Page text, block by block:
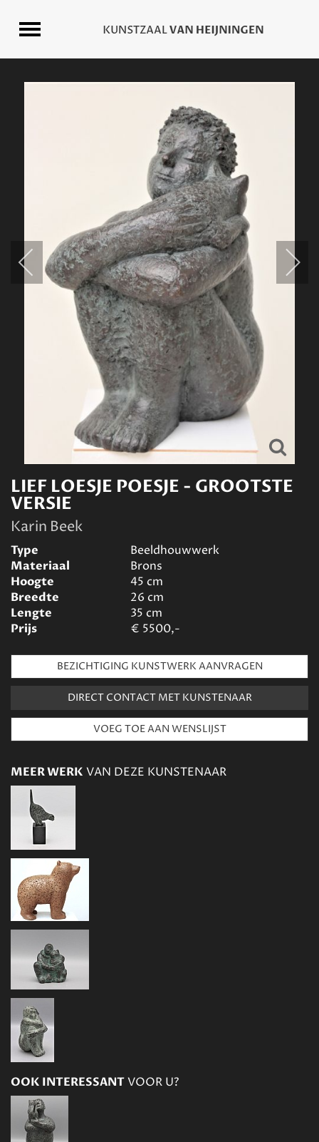
LIEF LOESJE POESJE - GROOTSTE
VERSIE
Karin Beek
Type
Beeldhouwwerk
Materiaal
Brons
Hoogte
45 cm
Breedte
26 cm
Lengte
35 cm
Prijs
€ 5500,-
BEZICHTIGING KUNSTWERK AANVRAGEN
DIRECT CONTACT MET KUNSTENAAR
MEER WERK VAN DEZE KUNSTENAAR
OOK INTERESSANTVOOR U?